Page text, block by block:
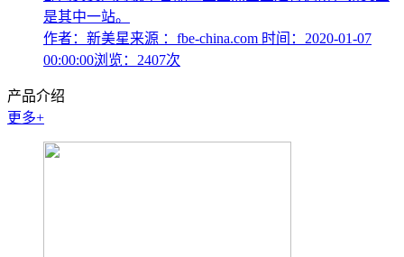
是其中一站。
作者：新美星来源 ：fbe-china.com 时间：2020-01-07
00:00:00浏览：2407次
产品介绍
更多+